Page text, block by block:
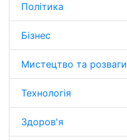
Політика
Бізнес
Мистецтво та розваги
Технологія
Здоров'я